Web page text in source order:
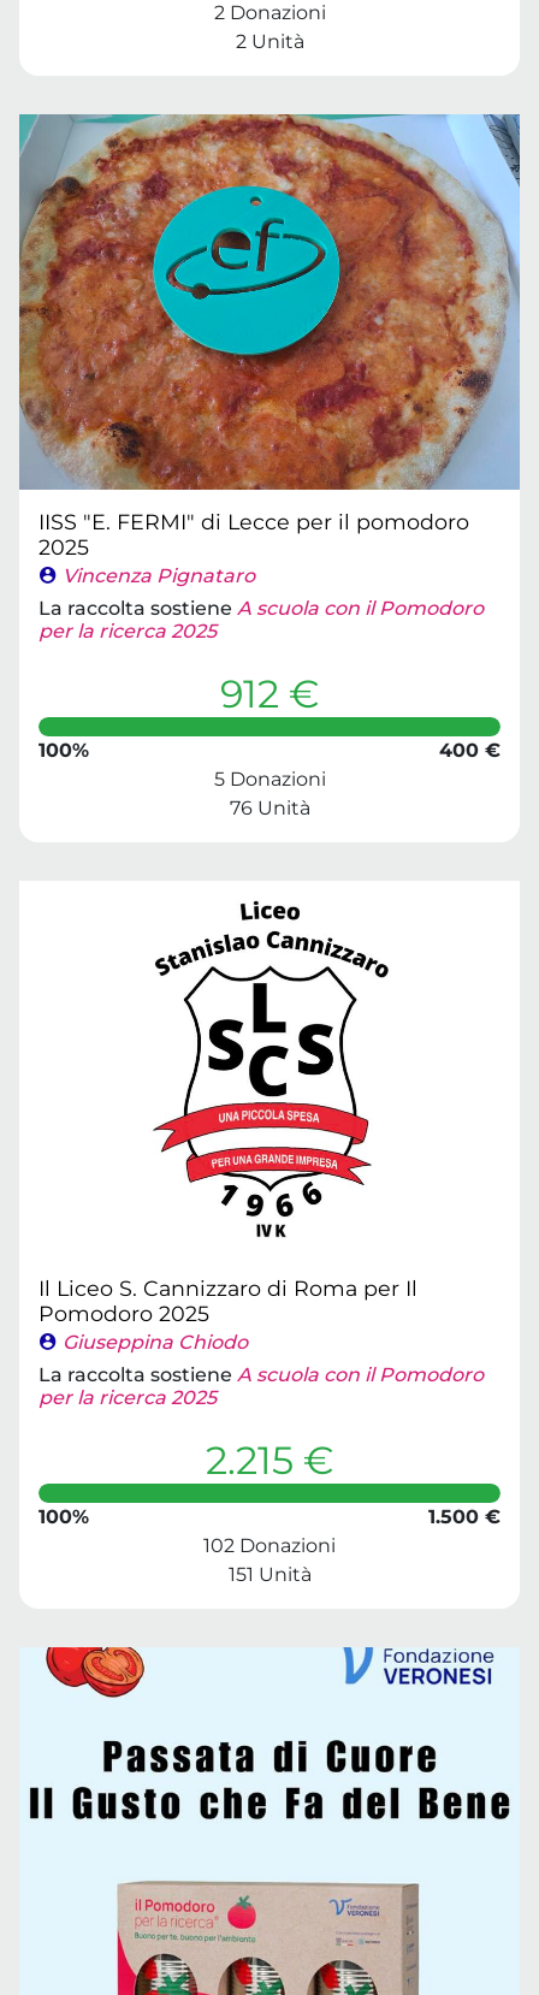
2 Donazioni
2 Unità
IISS "E. FERMI" di Lecce per il pomodoro
2025
Vincenza Pignataro
La raccolta sostiene A scuola con il Pomodoro
per la ricerca 2025
912 €
100%
400 €
5 Donazioni
76 Unità
Il Liceo S. Cannizzaro di Roma per Il
Pomodoro 2025
Giuseppina Chiodo
La raccolta sostiene A scuola con il Pomodoro
per la ricerca 2025
2.215 €
100%
1.500 €
102 Donazioni
151 Unità